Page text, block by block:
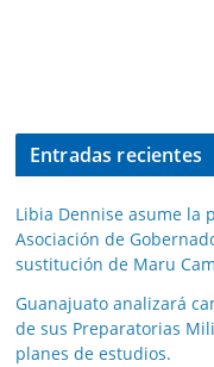
Entradas recientes
Libia Dennise asume la
Asociación de
sustitución de Maru
Guanajuato analizará
de sus Preparatorias
planes de estudios.